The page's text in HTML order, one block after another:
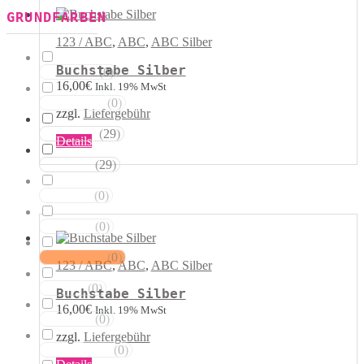
Optionen
können
auf
der
Produktseite
gewählt
werden
123 / ABC, ABC, ABC Silber
Buchstabe Silber
16,00€ Inkl. 19% MwSt
zzgl. Liefergebühr
DetailsDieses
Produkt
weist
Varianten
auf.
Die
Optionen
können
auf
der
Produktseite
gewählt
werden
123 / ABC,ABC, ABC Silber
Buchstabe Silber
16,00€ Inkl. 19% MwSt
zzgl. Liefergebühr
GRUNDFARBEN
Weisstöne (0)
(0)
Silbertöne (29)
Grautöne (29)
(0)
(0)
(0)
Rottöne (0)
Rosatöne (0)
(0)